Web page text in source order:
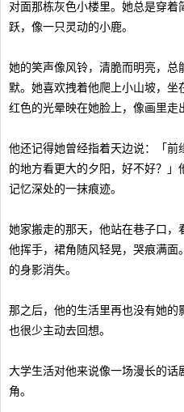
对面那栋灰色小楼里。她总是穿
跃，像一只灵动的小鹿。
她的笑声像风铃，清脆而明亮，
默。她喜欢拽着他爬上小山坡，
红色的光晕映在她脸上，像画里走
他还记得她曾经指着天边说：「前
的地方看更大的夕阳，好不好？
记忆深处的一抹痕迹。
她家搬走的那天，他站在巷子口，
他挥手，裙角随风轻晃，哭痕满
的身影消失。
那之后，他的生活里再也没有她
也很少主动去回想。
大学生活对他来说像一场漫长的话
角。